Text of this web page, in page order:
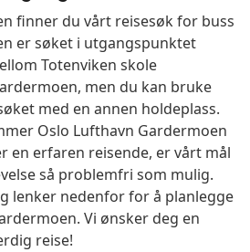
finner du vårt reisesøk for buss
er søket i utgangspunktet
Totenviken skole
men du kan bruke
med en annen holdeplass.
Oslo Lufthavn Gardermoen
en erfaren reisende, er vårt mål
så problemfri som mulig.
lenker nedenfor for å planlegge
Vi ønsker deg en
reise!